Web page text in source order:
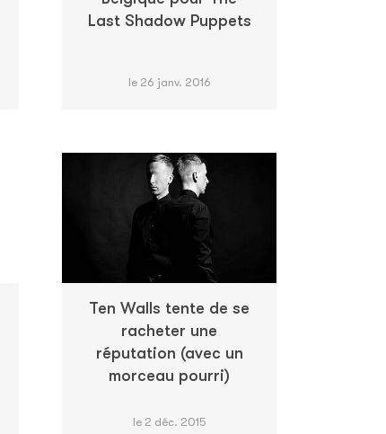
Last Shadow Puppets
le 26 janv. 2016
Ten Walls tente de se
racheter une
réputation (avec un
morceau pourri)
le 2 déc. 2015